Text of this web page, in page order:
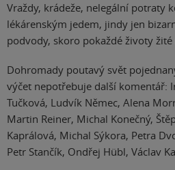
Vraždy, krádeže, nelegální potraty
lékárenským jedem, jindy jen
podvody, skoro pokaždé životy žité
Dohromady poutavý svět
výčet nepotřebuje další komentář:
Tučková, Ludvík Němec, Alena
Martin Reiner, Michal Konečný,
Kaprálová, Michal Sýkora, Petra
Petr Stančík, Ondřej Hübl, Václav